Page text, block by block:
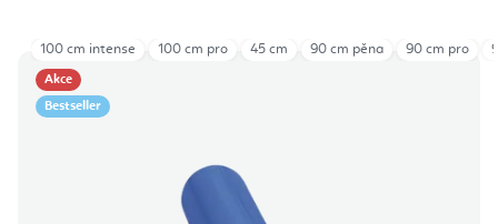
Akce
Bestseller
100 cm intense 100 cm pro 45 cm 90 cm pěna 90 cm pro